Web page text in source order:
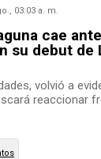
03:03 a. m.
cae
su debut de
volvió a
reaccionar